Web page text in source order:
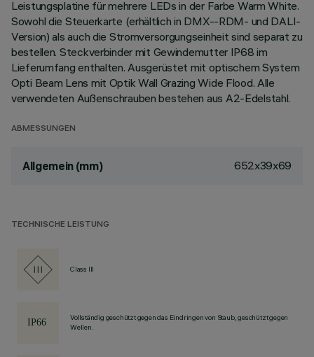
Leistungsplatine für mehrere LEDs in der Farbe Warm White.
Sowohl die Steuerkarte (erhältlich in DMX--RDM- und DALI-
Version) als auch die Stromversorgungseinheit sind separat zu
bestellen. Steckverbinder mit Gewindemutter IP68 im
Lieferumfang enthalten. Ausgerüstet mit optischem System
Opti Beam Lens mit Optik Wall Grazing Wide Flood. Alle
verwendeten Außenschrauben bestehen aus A2-Edelstahl.
ABMESSUNGEN
Allgemein (mm) 652x39x69
TECHNISCHE LEISTUNG
Class III
Vollständig geschützt gegen das Eindringen von Staub, geschützt gegen
Wellen.